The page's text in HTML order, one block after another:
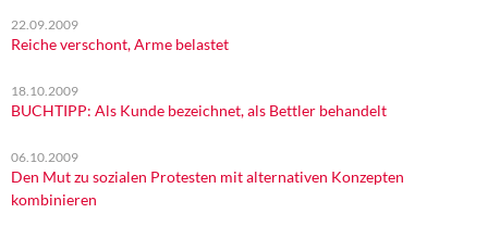
22.09.2009
Reiche verschont, Arme belastet
18.10.2009
BUCHTIPP: Als Kunde bezeichnet, als Bettler behandelt
06.10.2009
Den Mut zu sozialen Protesten mit alternativen Konzepten
kombinieren